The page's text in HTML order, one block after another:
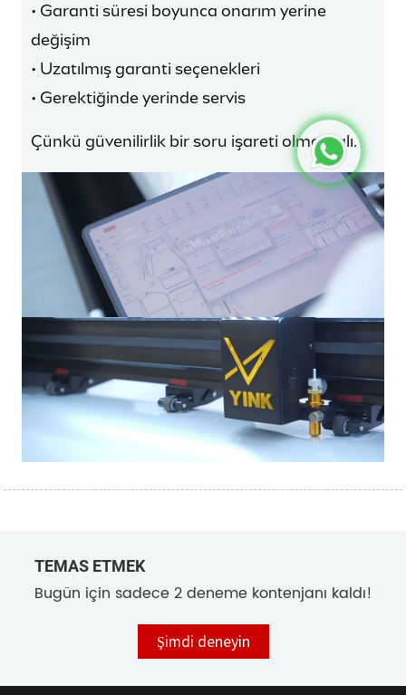
• Garanti süresi boyunca onarım yerine
değişim
• Uzatılmış garanti seçenekleri
• Gerektiğinde yerinde servis
Çünkü güvenilirlik bir soru işareti olmamalı.
TEMAS ETMEK
Bugün için sadece 2 deneme kontenjanı kaldı!
Şimdi deneyin